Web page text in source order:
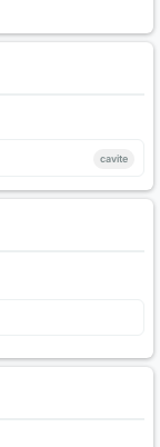
cavite